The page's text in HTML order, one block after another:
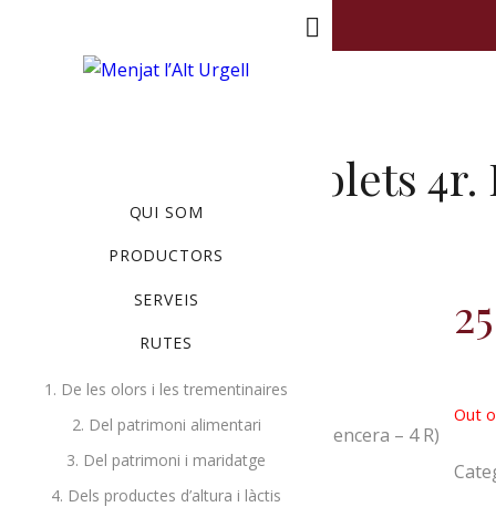
QUI SOM
PRODUCTORS
SERVEIS
RUTES
1. De les olors i les trementinaires
2. Del patrimoni alimentari
3. Del patrimoni i maridatge
4. Dels productes d’altura i làctis
Espatlla xai bolets
Out
Description
ESPATLLA DE XAI AMB BOLETS (sencera – 4 R)
Amb el xai de Ca l’Àngel